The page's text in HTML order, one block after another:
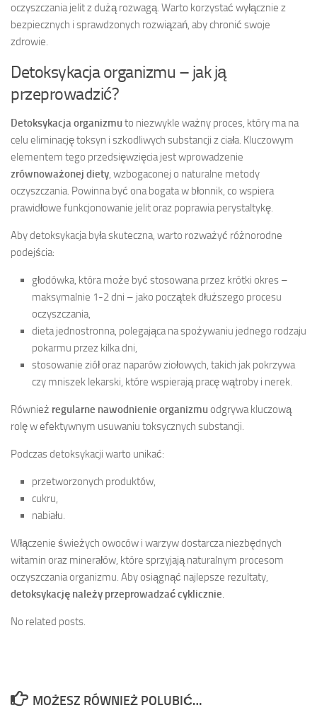
oczyszczania jelit z dużą rozwagą. Warto korzystać wyłącznie z
bezpiecznych i sprawdzonych rozwiązań, aby chronić swoje
zdrowie.
Detoksykacja organizmu – jak ją
przeprowadzić?
Detoksykacja organizmuto niezwykle ważny proces, który ma na
celu eliminację toksyn i szkodliwych substancji z ciała. Kluczowym
elementem tego przedsięwzięcia jest wprowadzenie
zrównoważonej diety, wzbogaconej o naturalne metody
oczyszczania. Powinna być ona bogata w błonnik, co wspiera
prawidłowe funkcjonowanie jelit oraz poprawia perystaltykę.
Aby detoksykacja była skuteczna, warto rozważyć różnorodne
podejścia:
głodówka, która może być stosowana przez krótki okres –
maksymalnie 1-2 dni – jako początek dłuższego procesu
oczyszczania,
dieta jednostronna, polegająca na spożywaniu jednego rodzaju
pokarmu przez kilka dni,
stosowanie ziół oraz naparów ziołowych, takich jak pokrzywa
czy mniszek lekarski, które wspierają pracę wątroby i nerek.
Również regularne nawodnienie organizmuodgrywa kluczową
rolę w efektywnym usuwaniu toksycznych substancji.
Podczas detoksykacji warto unikać:
przetworzonych produktów,
cukru,
nabiału.
Włączenie świeżych owoców i warzyw dostarcza niezbędnych
witamin oraz minerałów, które sprzyjają naturalnym procesom
oczyszczania organizmu. Aby osiągnąć najlepsze rezultaty,
detoksykację należy przeprowadzać cyklicznie.
No related posts.
MOŻESZ RÓWNIEŻ POLUBIĆ…